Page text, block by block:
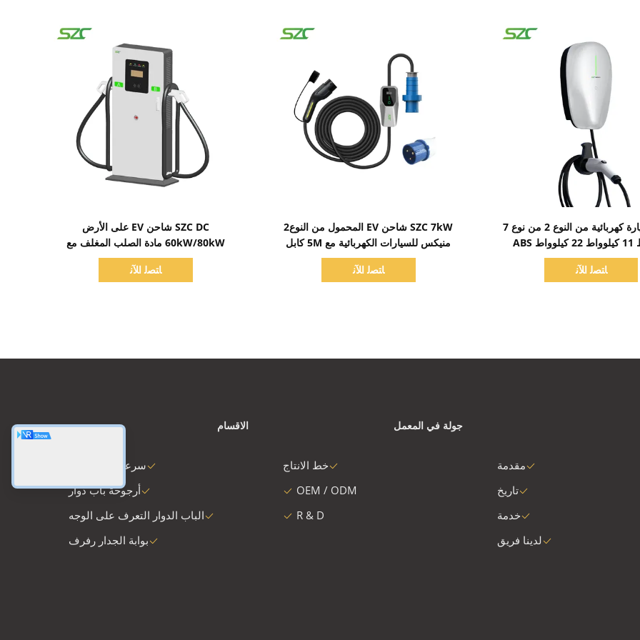
SZC DC شاحن EV على الأرض
60kW/80kW مادة الصلب المغلف مع
أسلحة مزدوجة مزدوجة لمشروع OCPP 1.6J
ﺎﺘﺼﻟ ﺍﻶﻧ
SZC 7kW شاحن EV المحمول من النوع2
منيكس للسيارات الكهربائية مع 5M كابل
الصناعية وصلة سهلة الحمل
ﺎﺘﺼﻟ ﺍﻶﻧ
شاحن سيارة كهربائية من النوع 2 من نوع 7
كيلوواط 11 كيلوواط 22 كيلوواط ABS
للمنازل ومواقف السيارات في
الكهربائية في الاتحاد
ﺎﺘﺼﻟ ﺍﻶﻧ
الاقسام
سرعة البوابة دوار
أرجوحة باب دوار
الباب الدوار التعرف على الوجه
بوابة الجدار رفرف
جولة في المعمل
خط الانتاج
OEM / ODM
R & D
مقدمة
تاريخ
خدمة
لدينا فريق